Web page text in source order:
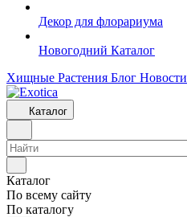
Декор для флорариума
Новогодний Каталог
Хищные Растения Блог Новости
Каталог
Каталог
По всему сайту
По каталогу